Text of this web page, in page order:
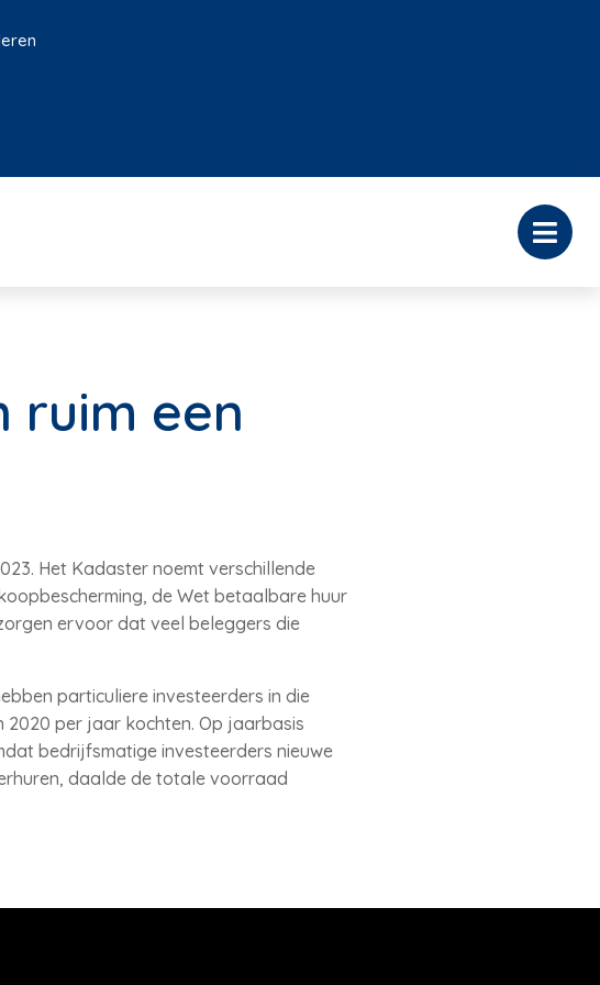
ruim een
Het Kadaster noemt verschillende
de Wet betaalbare huur
ervoor dat veel beleggers die
particuliere investeerders in die
2020 per jaar kochten. Op jaarbasis
bedrijfsmatige investeerders nieuwe
daalde de totale voorraad